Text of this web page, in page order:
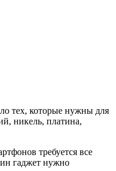
тех, которые нужны для
никель, платина,
требуется все
гаджет нужно